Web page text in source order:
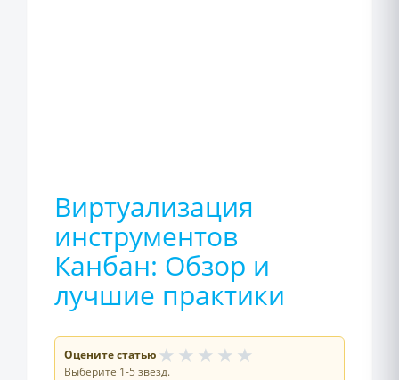
Виртуализация
инструментов
Канбан: Обзор и
лучшие практики
Оцените статью ★ ★ ★ ★ ★
Выберите 1-5 звезд.